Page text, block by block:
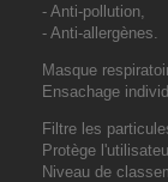
- Anti-pollution,
- Anti-allergènes.
Masque
Ensachage
Filtre les
Protège
Niveau de